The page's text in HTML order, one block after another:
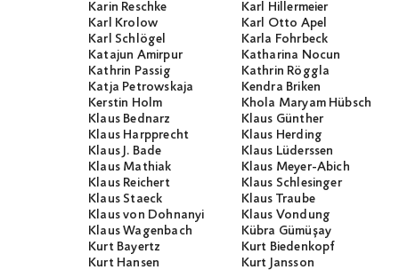
Karin Reschke
Karl Hillermeier
Karl Krolow
Karl Otto Apel
Karl Schlögel
Karla Fohrbeck
Katajun Amirpur
Katharina Nocun
Kathrin Passig
Kathrin Röggla
Katja Petrowskaja
Kendra Briken
Kerstin Holm
Khola Maryam Hübsch
Klaus Bednarz
Klaus Günther
Klaus Harpprecht
Klaus Herding
Klaus J. Bade
Klaus Lüderssen
Klaus Mathiak
Klaus Meyer-Abich
Klaus Reichert
Klaus Schlesinger
Klaus Staeck
Klaus Traube
Klaus von Dohnanyi
Klaus Vondung
Klaus Wagenbach
Kübra Gümüşay
Kurt Bayertz
Kurt Biedenkopf
Kurt Hansen
Kurt Jansson